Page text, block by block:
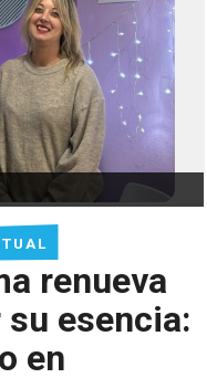
renueva
esencia:
en